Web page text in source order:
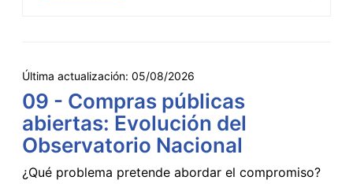
Última actualización: 05/08/2026
09 - Compras públicas
abiertas: Evolución del
Observatorio Nacional
¿Qué problema pretende abordar el compromiso?